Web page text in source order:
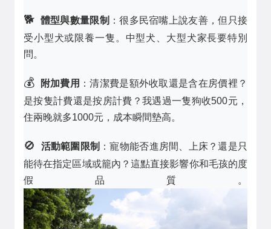
🐕 體型與數量限制 ：很多民宿嘴上說友善，但只接
受小型犬或限養一隻。中型犬、大型犬家長要特別
問。
💰 附加費用 ：清潔費是額外收取還是含在房價裡？
是按隻計費還是按房計費？我遇過一隻狗收500元，
住兩晚就多1000元，成本瞬間墊高。
🚫 活動範圍限制 ：寵物能否進房間、上床？還是只
能待在指定區域或籠內？這點直接影響你和毛孩的度
假品質。